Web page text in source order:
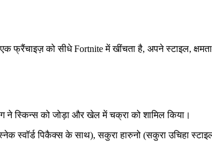
फ्रैंचाइज़ को सीधे Fortnite में खींचता है, अपने स्टाइल,
ने स्किन्स को जोड़ा और खेल में चक्रा को शामिल किया।
स्वॉर्ड पिकैक्स के साथ), सकुरा हारुनो (सकुरा उचिहा